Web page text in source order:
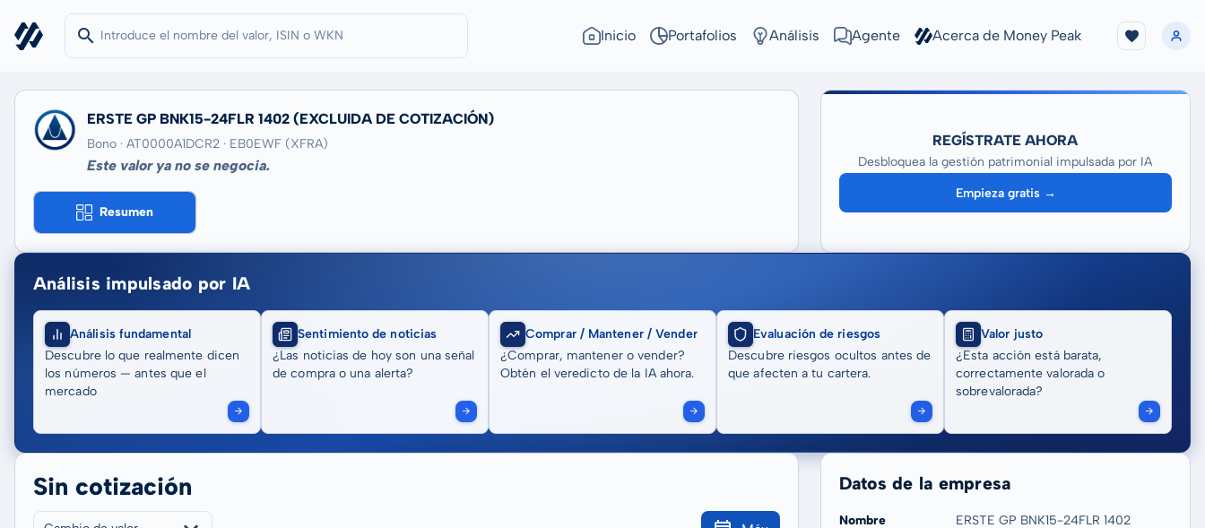
Inicio Portafolios Análisis Agente Acerca de Money Peak
ERSTE GP BNK15-24FLR 1402 (EXCLUIDA DE COTIZACIÓN)
Bono · AT0000A1DCR2 · EB0EWF (XFRA)
Este valor ya no se negocia.
Resumen
REGÍSTRATE AHORA
Desbloquea la gestión patrimonial impulsada por IA
Empieza gratis →
Análisis impulsado por IA
Análisis fundamental
Descubre lo que realmente dicen
los números — antes que el
mercado
Sentimiento de noticias
¿Las noticias de hoy son una señal
de compra o una alerta?
Comprar / Mantener / Vender
¿Comprar, mantener o vender?
Obtén el veredicto de la IA ahora.
Evaluación de riesgos
Descubre riesgos ocultos antes de
que afecten a tu cartera.
Valor justo
¿Esta acción está barata,
correctamente valorada o
sobrevalorada?
Sin cotización Datos de la empresa
Nombre ERSTE GP BNK15-24FLR 1402